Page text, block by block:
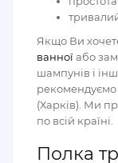
Якщо Ви
ванної або
шампунів і
рекомендуємо
(Харків). Ми
по всій країні.
Полка